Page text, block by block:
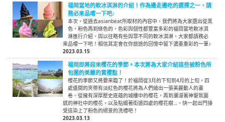
福岡當地的軟冰淇淋的介紹！作為邊走邊吃的選擇之一，請
務必來品嚐一下吧♪
本次，從過去asianbeat所取材的內容中，我們將為大家選出從黑
色，粉色再到綠色的，色彩與個性都豐富多彩的福岡當地軟冰淇
淋進行介紹。與以往略有些與眾不同的軟冰淇淋，大家都請務必
來品嚐一下吧！相信其定會在你旅途的回憶中留下濃墨重彩的一筆♪
2023.03.15
福岡即將迎來櫻花的季節。本次將為大家介紹這些被粉色所
包圍的美麗的賞櫻點！
櫻花的季節又將要來臨了！於福岡從3月的下旬到4月的上旬，四
處盛開的夾帶有淡紅色的櫻花將為人們繪出一張美麗動人的畫
卷。從擁有深厚歷史底蘊的城樓中的櫻花，再到瀰漫著神聖氛圍
感的神社中的櫻花，以及點綴著街道四處的櫻花樹…。快一起出門接
受這染上了粉色的絕景的洗禮吧！
2023.03.13